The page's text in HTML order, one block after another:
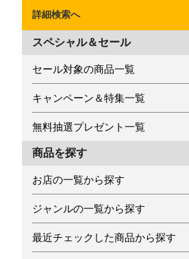
詳細検索へ
スペシャル＆セール
セール対象の商品一覧
キャンペーン＆特集一覧
無料抽選プレゼント一覧
商品を探す
お店の一覧から探す
ジャンルの一覧から探す
最近チェックした商品から探す